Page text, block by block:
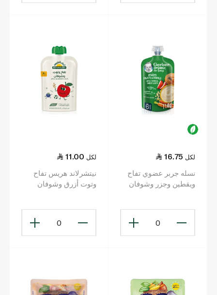
16.75 لكل
نسله جربر عضوي تفاح
ويقطين وجزر وشوفان
0
11.00 لكل
نيتشرلاند هريس تفاح
وتوت أزرق وشوفان
0